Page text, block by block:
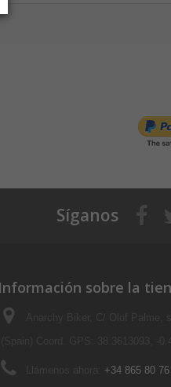
Síganos
Información sobre la
+34 865 80